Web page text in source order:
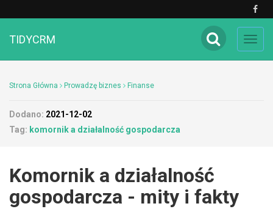
TIDYCRM
Strona Główna Prowadzę biznes Finanse
Dodano: 2021-12-02
Tag: komornik a działalność gospodarcza
Komornik a działalność
gospodarcza - mity i fakty